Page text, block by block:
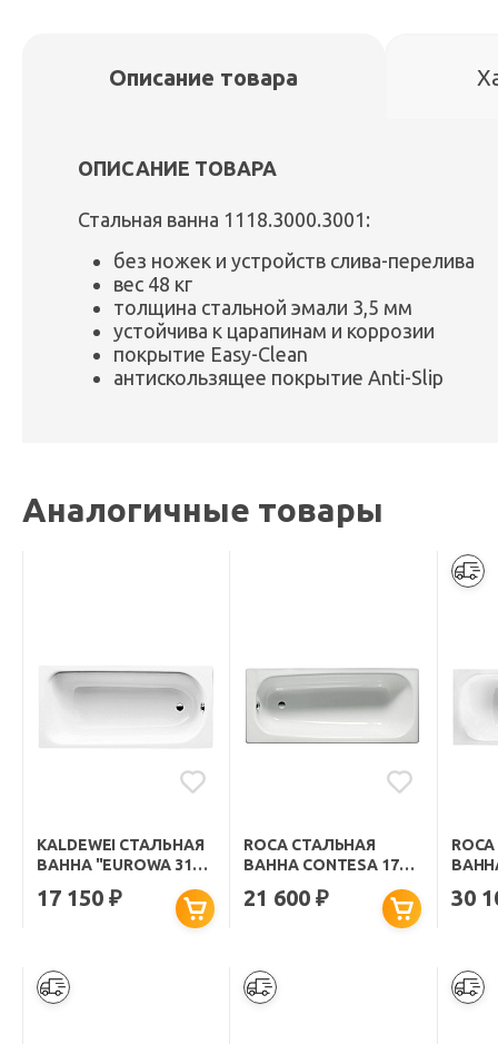
Описание товара
ОПИСАНИЕ ТОВАРА
Стальная ванна 1118.3000.3001 :
без ножек и устройств слива-перелива
вес 48 кг
толщина стальной эмали 3,5 мм
устойчива к царапинам и коррозии
покрытиe Easy-Clean
антискользящее покрытие Anti-Slip
Аналогичные товары
KALDEWEI СТАЛЬНАЯ
ВАННА "EUROWA 312"
170Х70X39СМ.
17 150₽
ROCA СТАЛЬНАЯ
ВАННА CONTESA 170
21 600₽ 30